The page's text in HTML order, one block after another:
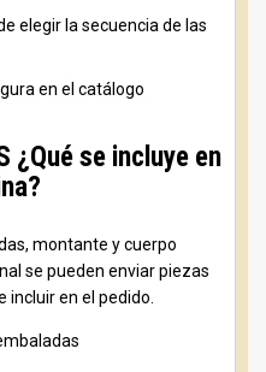
elegir la secuencia de las
en el catálogo
¿Qué se incluye en
montante y cuerpo
se pueden enviar piezas
incluir en el pedido.